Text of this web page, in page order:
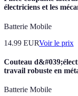
électriciens et les
Batterie Mobile
14.99 EURVoir le prix
Couteau
travail robuste en
Batterie Mobile